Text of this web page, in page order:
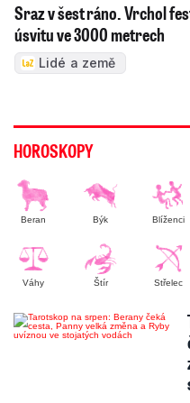
Sraz v šest ráno. Vrchol
úsvitu ve 3000 metrech
Lidé a země
HOROSKOPY
Beran Býk Blíženci
Váhy Štír Střelec